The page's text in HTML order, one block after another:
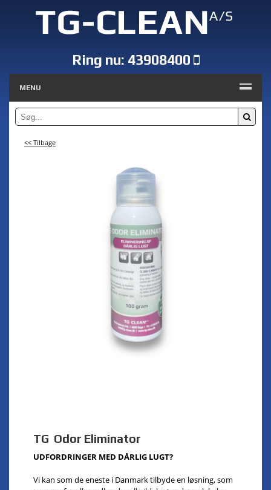
Ring nu: 43908400
MENU
<< Tilbage
TG Odor Eliminator
UDFORDRINGER MED DÅRLIG LUGT?
Vi kan som de eneste i Danmark tilbyde en løsning, som